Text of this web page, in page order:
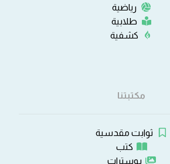
رياضية
طلابية
كشفية
مكتبتنا
ثوابت مقدسية
كتب
بوسترات